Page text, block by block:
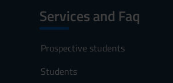
Services and Faq
Prospective students
Students